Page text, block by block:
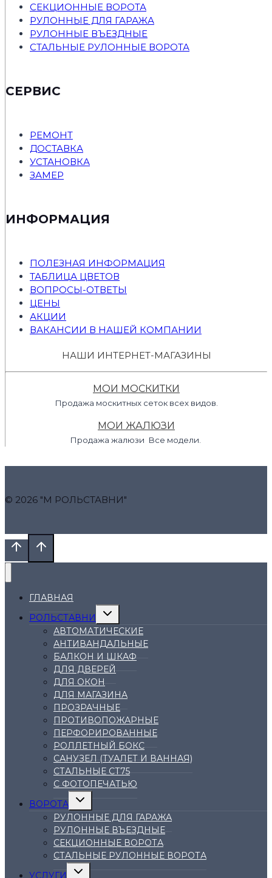
СЕКЦИОННЫЕ ВОРОТА
РУЛОННЫЕ ДЛЯ ГАРАЖА
РУЛОННЫЕ ВЪЕЗДНЫЕ
СТАЛЬНЫЕ РУЛОННЫЕ ВОРОТА
СЕРВИС
РЕМОНТ
ДОСТАВКА
УСТАНОВКА
ЗАМЕР
ИНФОРМАЦИЯ
ПОЛЕЗНАЯ ИНФОРМАЦИЯ
ТАБЛИЦА ЦВЕТОВ
ВОПРОСЫ-ОТВЕТЫ
ЦЕНЫ
АКЦИИ
ВАКАНСИИ В НАШЕЙ КОМПАНИИ
НАШИ ИНТЕРНЕТ-МАГАЗИНЫ
МОИ МОСКИТКИ
Продажа москитных сеток всех видов.
МОИ ЖАЛЮЗИ
Продажа жалюзи Все модели.
© 2026 "М РОЛЬСТАВНИ"
ГЛАВНАЯ
РОЛЬСТАВНИ
Переключить
меню
АВТОМАТИЧЕСКИЕ
АНТИВАНДАЛЬНЫЕ
БАЛКОН И ШКАФ
ДЛЯ ДВЕРЕЙ
ДЛЯ ОКОН
ДЛЯ МАГАЗИНА
ПРОЗРАЧНЫЕ
ПРОТИВОПОЖАРНЫЕ
ПЕРФОРИРОВАННЫЕ
РОЛЛЕТНЫЙ БОКС
САНУЗЕЛ (ТУАЛЕТ И ВАННАЯ)
СТАЛЬНЫЕ СТ75
С ФОТОПЕЧАТЬЮ
ВОРОТА
Переключить
меню
РУЛОННЫЕ ДЛЯ ГАРАЖА
РУЛОННЫЕ ВЪЕЗДНЫЕ
СЕКЦИОННЫЕ ВОРОТА
СТАЛЬНЫЕ РУЛОННЫЕ ВОРОТА
УСЛУГИ
Переключить